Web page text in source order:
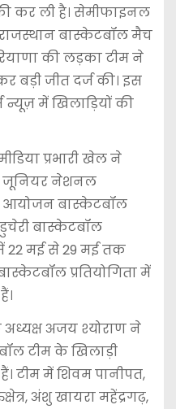
कर ली है। सेमीफाइनल
बास्केटबॉल मैच
की लड़का टीम ने
बड़ी जीत दर्ज की। इस
न्यूज़ में खिलाड़ियों की
प्रभारी खेल ने
जूनियर नेशनल
आयोजन बास्केटबॉल
बास्केटबॉल
22 मई से 29 मई तक
प्रतियोगिता में
अजय श्योराण ने
टीम के खिलाड़ी
टीम में शिवम पानीपत,
अंशु खायरा महेंद्रगढ़,